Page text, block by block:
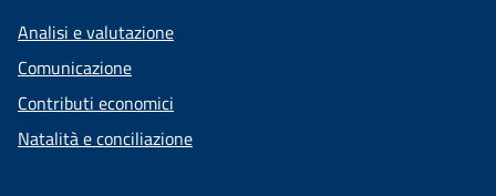
Analisi e valutazione
Comunicazione
Contributi economici
Natalità e conciliazione